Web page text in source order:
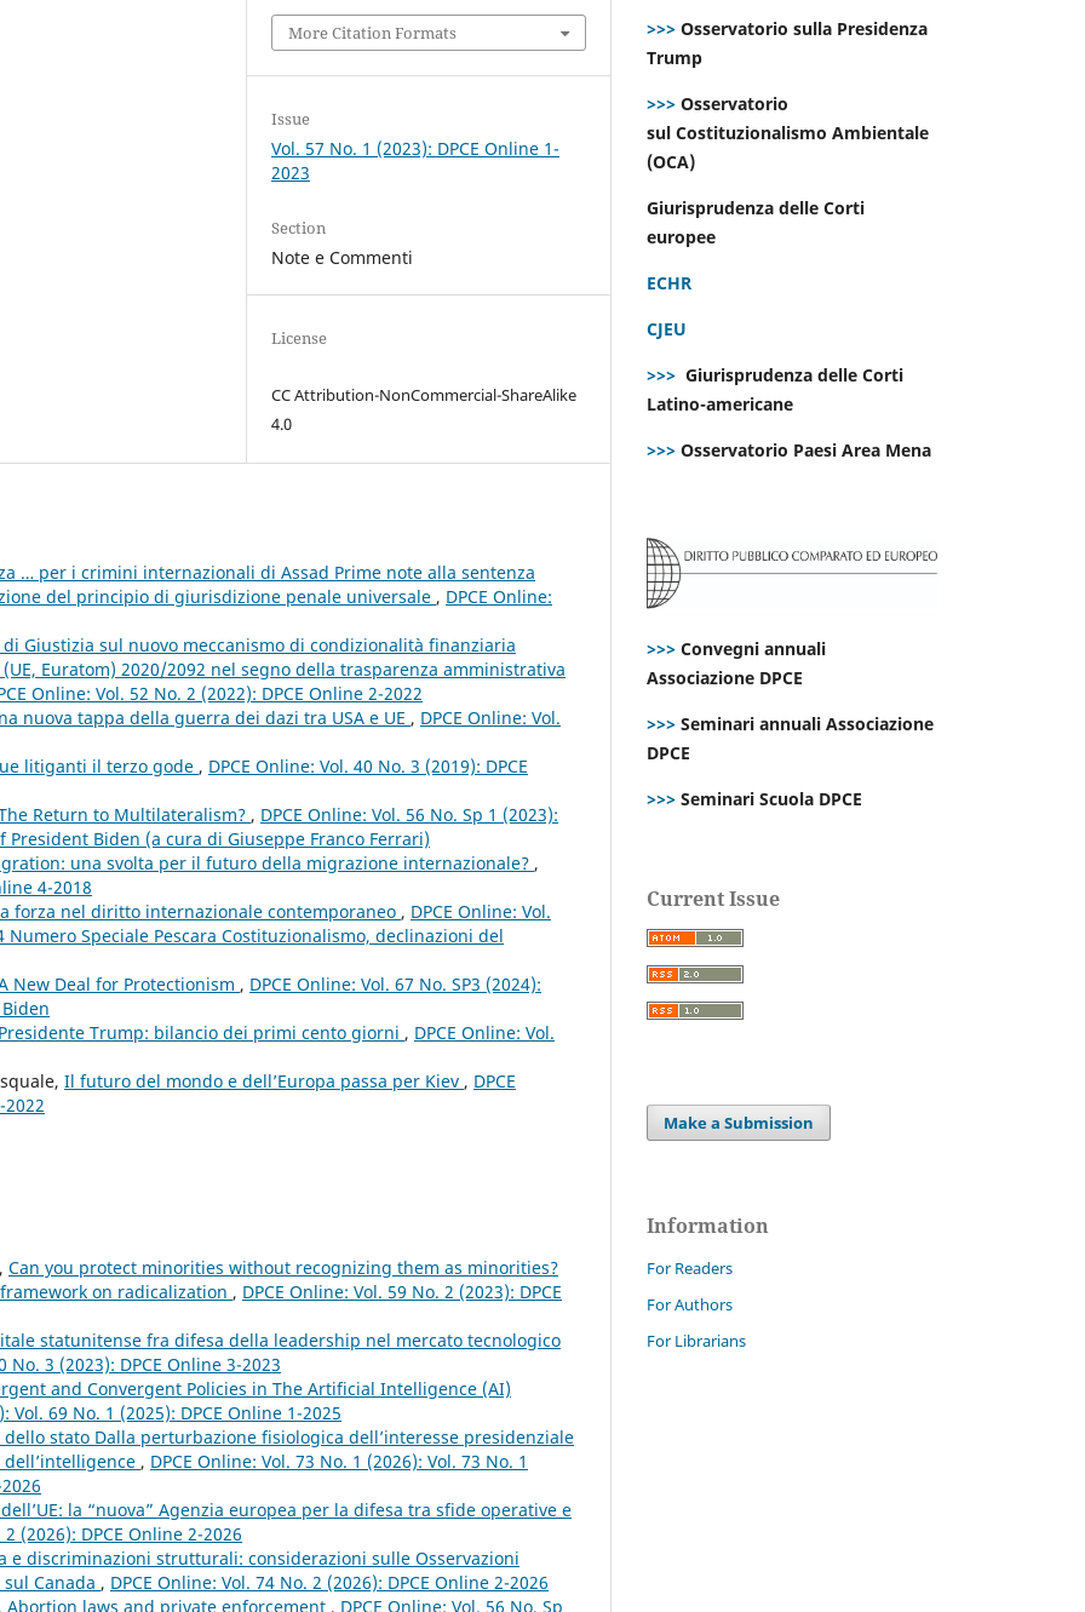
More Citation Formats
Issue
Vol. 57 No. 1 (2023): DPCE Online 1-
2023
Section
Note e Commenti
License
CC Attribution-NonCommercial-ShareAlike
4.0
… per i crimini internazionali di Assad Prime note alla sentenza
del principio di giurisdizione penale universale , DPCE Online:
Giustizia sul nuovo meccanismo di condizionalità finanziaria
Euratom) 2020/2092 nel segno della trasparenza amministrativa
Online: Vol. 52 No. 2 (2022): DPCE Online 2-2022
nuova tappa della guerra dei dazi tra USA e UE , DPCE Online: Vol.
litiganti il terzo gode , DPCE Online: Vol. 40 No. 3 (2019): DPCE
Return to Multilateralism? , DPCE Online: Vol. 56 No. Sp 1 (2023):
Biden (a cura di Giuseppe Franco Ferrari)
una svolta per il futuro della migrazione internazionale? ,
4-2018
forza nel diritto internazionale contemporaneo , DPCE Online: Vol.
Numero Speciale Pescara Costituzionalismo, declinazioni del
New Deal for Protectionism , DPCE Online: Vol. 67 No. SP3 (2024):
Trump: bilancio dei primi cento giorni , DPCE Online: Vol.
Il futuro del mondo e dell’Europa passa per Kiev , DPCE
2022
Can you protect minorities without recognizing them as minorities?
on radicalization , DPCE Online: Vol. 59 No. 2 (2023): DPCE
statunitense fra difesa della leadership nel mercato tecnologico
No. 3 (2023): DPCE Online 3-2023
and Convergent Policies in The Artificial Intelligence (AI)
Vol. 69 No. 1 (2025): DPCE Online 1-2025
stato Dalla perturbazione fisiologica dell’interesse presidenziale
, DPCE Online: Vol. 73 No. 1 (2026): Vol. 73 No. 1
la “nuova” Agenzia europea per la difesa tra sfide operative e
(2026): DPCE Online 2-2026
e discriminazioni strutturali: considerazioni sulle Osservazioni
Canada , DPCE Online: Vol. 74 No. 2 (2026): DPCE Online 2-2026
Abortion laws and private enforcement , DPCE Online: Vol. 56 No. Sp
>>> Osservatorio sulla Presidenza
Trump
>>> Osservatorio
sul Costituzionalismo Ambientale
(OCA)
Giurisprudenza delle Corti
europee
ECHR
CJEU
>>> Giurisprudenza delle Corti
Latino-americane
>>> Osservatorio Paesi Area Mena
>>> Convegni annuali
Associazione DPCE
>>> Seminari annuali Associazione
DPCE
>>> Seminari Scuola DPCE
Current Issue
Make a Submission
Information
For Readers
For Authors
For Librarians